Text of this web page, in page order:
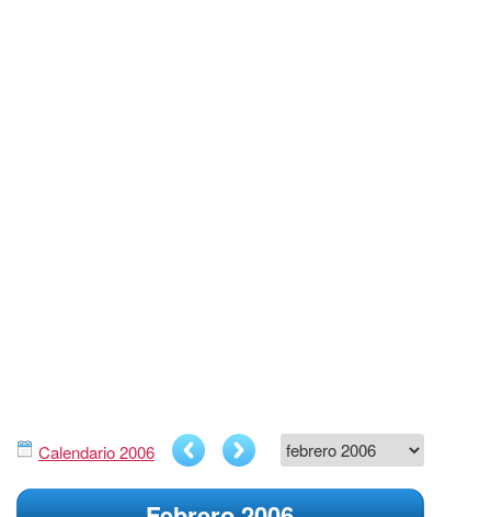
Calendario 2006